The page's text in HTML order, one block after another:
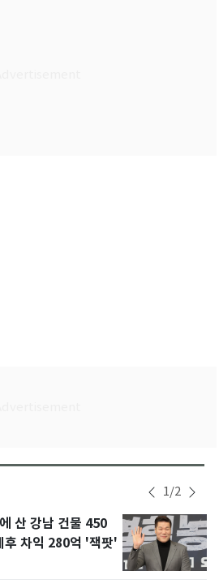
1/2
산 강남 건물 450
차익 280억 '잭팟'